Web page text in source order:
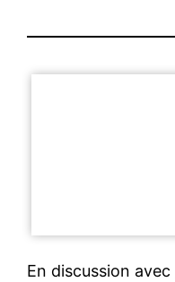
En discussion avec